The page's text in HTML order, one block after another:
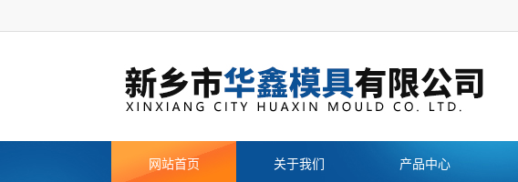
网站首页 关于我们 产品中心